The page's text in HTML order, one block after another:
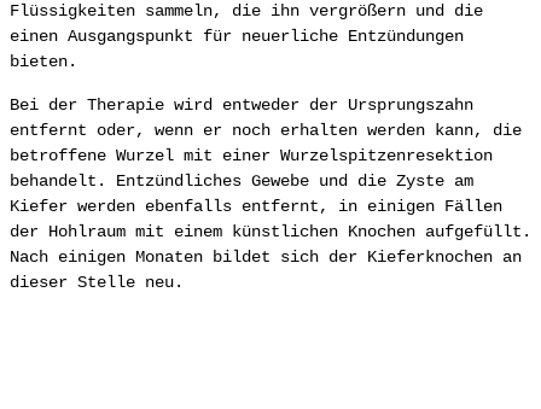
Flüssigkeiten sammeln, die ihn vergrößern und die
einen Ausgangspunkt für neuerliche Entzündungen
bieten.
Bei der Therapie wird entweder der Ursprungszahn
entfernt oder, wenn er noch erhalten werden kann, die
betroffene Wurzel mit einer Wurzelspitzenresektion
behandelt. Entzündliches Gewebe und die Zyste am
Kiefer werden ebenfalls entfernt, in einigen Fällen
der Hohlraum mit einem künstlichen Knochen aufgefüllt.
Nach einigen Monaten bildet sich der Kieferknochen an
dieser Stelle neu.